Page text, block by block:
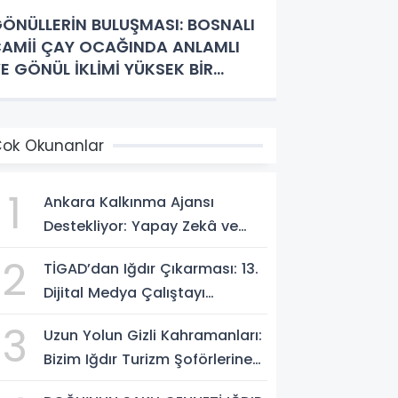
BULUŞMASI: BOSNALI
ÇAY OCAĞINDA ANLAMLI
GÖNÜL İKLİMİ YÜKSEK BİR
Okunanlar
1
Ankara Kalkınma Ajansı
Destekliyor: Yapay Zekâ ve
Dezenformasyonla Mücadele
Kapasite Geliştirme Eğitimi
2
TİGAD’dan Iğdır Çıkarması: 13.
Dijital Medya Çalıştayı
3
Uzun Yolun Gizli Kahramanları:
Bizim Iğdır Turizm Şoförlerine